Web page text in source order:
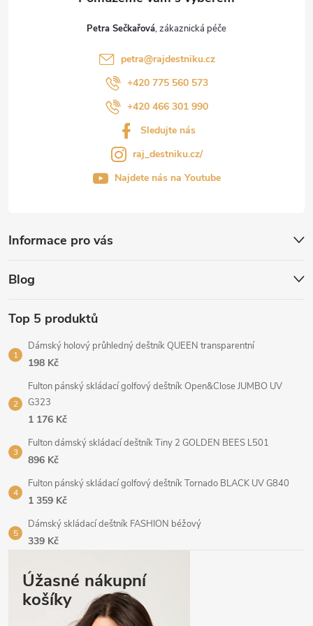
Informace pro vás
Blog
Top 5 produktů
Dámský holový průhledný deštník QUEEN transparentní
198 Kč
Fulton pánský skládací golfový deštník Open&Close JUMBO UV
G323
1 176 Kč
Fulton dámský skládací deštník Tiny 2 GOLDEN BEES L501
896 Kč
Fulton pánský skládací golfový deštník Tornado BLACK UV G840
1 359 Kč
Dámský skládací deštník FASHION béžový
339 Kč
Petra Sečkařová
petra@rajdestniku.cz
+420 775 560 573
+420 466 301 990
Sledujte nás
raj_destniku.cz/
Najdete nás na Youtube
Úžasné nákupní
košíky